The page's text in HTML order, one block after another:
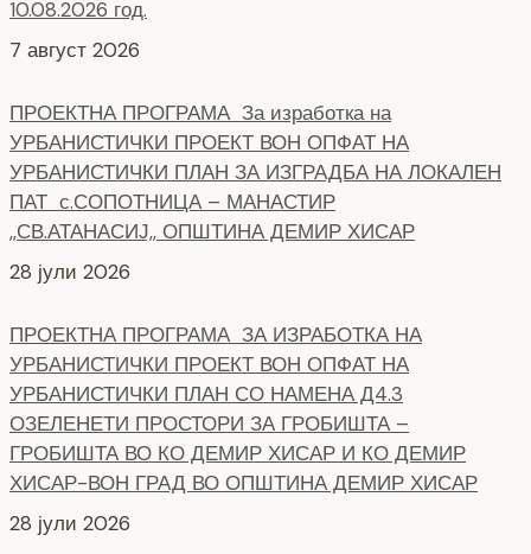
10.08.2026 год.
7 август 2026
ПРОЕКТНА ПРОГРАМА За изработка на
УРБАНИСТИЧКИ ПРОЕКТ ВОН ОПФАТ НА
УРБАНИСТИЧКИ ПЛАН ЗА ИЗГРАДБА НА ЛОКАЛЕН
ПАТ с.СОПОТНИЦА – МАНАСТИР
,,СВ.АТАНАСИЈ,, ОПШТИНА ДЕМИР ХИСАР
28 јули 2026
ПРОЕКТНА ПРОГРАМА ЗА ИЗРАБОТКА НА
УРБАНИСТИЧКИ ПРОЕКТ ВОН ОПФАТ НА
УРБАНИСТИЧКИ ПЛАН СО НАМЕНА Д4.3
ОЗЕЛЕНЕТИ ПРОСТОРИ ЗА ГРОБИШТА –
ГРОБИШТА ВО КО ДЕМИР ХИСАР И КО ДЕМИР
ХИСАР-ВОН ГРАД ВО ОПШТИНА ДЕМИР ХИСАР
28 јули 2026